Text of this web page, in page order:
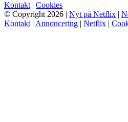
Kontakt | Cookies
© Copyright 2026 | Nyt på Netflix |
Kontakt | Annoncering | Netflix |